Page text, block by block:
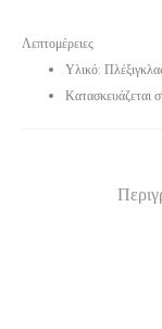
Λεπτομέρειες
Υλικό:
Κατασκευάζεται